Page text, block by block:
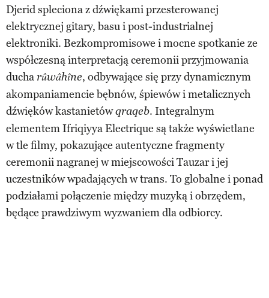
Djerid spleciona z dźwiękami przesterowanej
elektrycznej gitary, basu i post-industrialnej
elektroniki. Bezkompromisowe i mocne spotkanie ze
współczesną interpretacją ceremonii przyjmowania
ducha rûwâhîne, odbywające się przy dynamicznym
akompaniamencie bębnów, śpiewów i metalicznych
dźwięków kastanietówqraqeb. Integralnym
elementem Ifriqiyya Electrique są także wyświetlane
w tle filmy, pokazujące autentyczne fragmenty
ceremonii nagranej w miejscowości Tauzar i jej
uczestników wpadających w trans. To globalne i ponad
podziałami połączenie między muzyką i obrzędem,
będące prawdziwym wyzwaniem dla odbiorcy.